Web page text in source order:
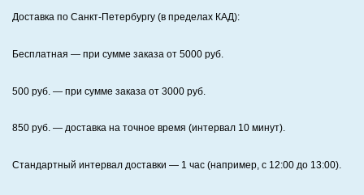
Доставка по Санкт‑Петербургу (в пределах КАД):
Бесплатная — при сумме заказа от 5000 руб.
500 руб. — при сумме заказа от 3000 руб.
850 руб. — доставка на точное время (интервал 10 минут).
Стандартный интервал доставки — 1 час (например, с 12:00 до 13:00).